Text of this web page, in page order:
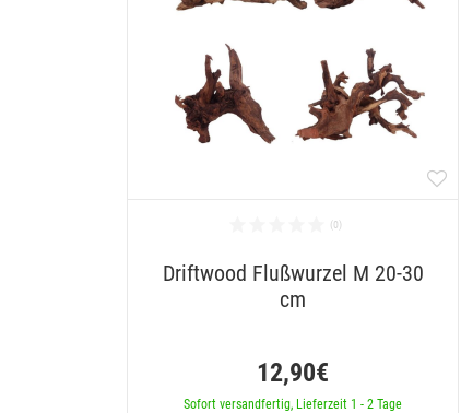
Driftwood Flußwurzel M 20-30
cm
12,90€
Sofort versandfertig, Lieferzeit 1 - 2 Tage